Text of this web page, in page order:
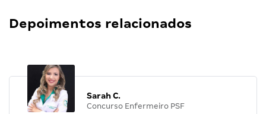
Depoimentos relacionados
Sarah C.
Concurso Enfermeiro PSF